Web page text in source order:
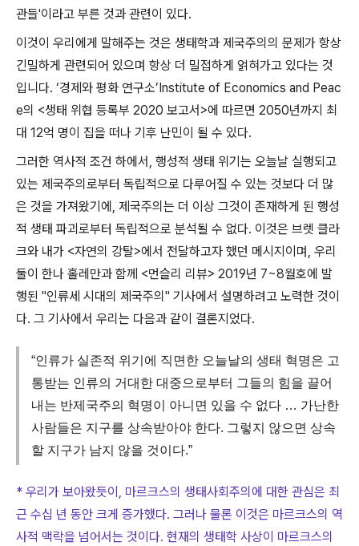
관들'이라고 부른 것과 관련이 있다.
이것이 우리에게 말해주는 것은 생태학과 제국주의의 문제가 항상
긴밀하게 관련되어 있으며 항상 더 밀접하게 얽혀가고 있다는 것
입니다. ‘경제와 평화 연구소’Institute of Economics and Peac
e의 <생태 위협 등록부 2020 보고서>에 따르면 2050년까지 최
대 12억 명이 집을 떠나 기후 난민이 될 수 있다.
그러한 역사적 조건 하에서, 행성적 생태 위기는 오늘날 실행되고
있는 제국주의로부터 독립적으로 다루어질 수 있는 것보다 더 많
은 것을 가져왔기에 , 제국주의는 더 이상 그것이 존재하게 된 행성
적 생태 파괴로부터 독립적으로 분석될 수 없다. 이것은 브렛 클라
크와 내가 <자연의 강탈>에서 전달하고자 했던 메시지이며, 우리
둘이 한나 홀레만과 함께 <먼슬리 리뷰> 2019년 7~8월호에 발
행된 "인류세 시대의 제국주의 " 기사에서 설명하려고 노력한 것이
다. 그 기사에서 우리는 다음과 같이 결론지었다.
“인류가 실존적 위기에 직면한 오늘날의 생태 혁명은 고
통받는 인류의 거대한 대중으로부터 그들의 힘을 끌어
내는 반제국주의 혁명이 아니면 있을 수 없다 … 가난한
사람들은 지구를 상속받아야 한다. 그렇지 않으면 상속
할 지구가 남지 않을 것이다.”
* 우리가 보아왔듯이, 마르크스의 생태사회주의에 대한 관심은 최
근 수십 년 동안 크게 증가했다. 그러나 물론 이것은 마르크스의 역
사적 맥락을 넘어서는 것이다. 현재의 생태학 사상이 마르크스의